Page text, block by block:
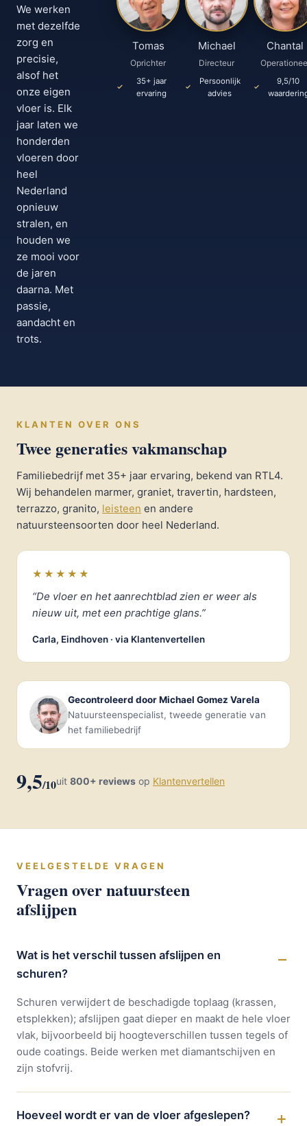
We werken
met dezelfde
zorg en
precisie,
alsof het
onze eigen
vloer is. Elk
jaar laten we
honderden
vloeren door
heel
Nederland
opnieuw
stralen, en
houden we
ze mooi voor
de jaren
daarna. Met
passie,
aandacht en
trots.
Tomas
Oprichter
35+ jaar
ervaring
Michael
Directeur
Persoonlijk
advies
Chantal
9,5/10
KLANTEN OVER ONS
Twee generaties vakmanschap
Familiebedrijf met 35+ jaar ervaring, bekend van RTL4.
Wij behandelen marmer, graniet, travertin, hardsteen,
terrazzo, granito, leisteen en andere
natuursteensoorten door heel Nederland.
★★★★★
“De vloer en het aanrechtblad zien er weer als
nieuw uit, met een prachtige glans.”
Carla, Eindhoven · via Klantenvertellen
Gecontroleerd door Michael Gomez Varela
Natuursteenspecialist, tweede generatie van
het familiebedrijf
9,5/10uit 800+ reviews op Klantenvertellen
VEELGESTELDE VRAGEN
Vragen over natuursteen
afslijpen
Wat is het verschil tussen afslijpen en
schuren?
Schuren verwijdert de beschadigde toplaag (krassen,
etsplekken); afslijpen gaat dieper en maakt de hele vloer
vlak, bijvoorbeeld bij hoogteverschillen tussen tegels of
oude coatings. Beide werken met diamantschijven en
zijn stofvrij.
Hoeveel wordt er van de vloer afgeslepen?